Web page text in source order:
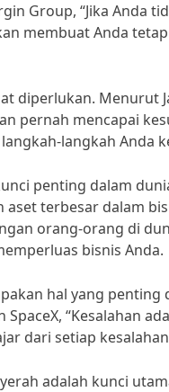
Group, “Jika Anda
membuat Anda
diperlukan. Menurut
pernah mencapai
langkah Anda
penting dalam
aset terbesar dalam
orang-orang di
bisnis Anda.
hal yang penting
“Kesalahan
dari setiap
adalah kunci